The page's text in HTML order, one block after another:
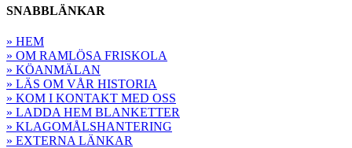
SNABBLÄNKAR
» HEM
» OM RAMLÖSA FRISKOLA
» KÖANMÄLAN
» LÄS OM VÅR HISTORIA
» KOM I KONTAKT MED OSS
» LADDA HEM BLANKETTER
» KLAGOMÅLSHANTERING
» EXTERNA LÄNKAR